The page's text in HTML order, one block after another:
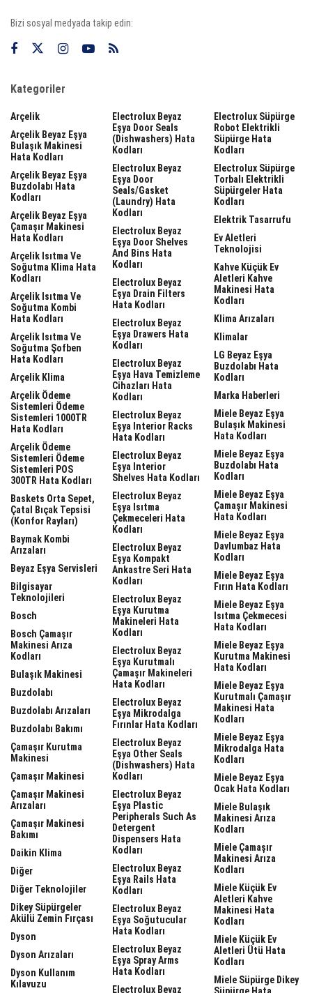
Bizi sosyal medyada takip edin:
Kategoriler
Arçelik
Arçelik Beyaz Eşya
Bulaşık Makinesi
Hata Kodları
Arçelik Beyaz Eşya
Buzdolabı Hata
Kodları
Arçelik Beyaz Eşya
Çamaşır Makinesi
Hata Kodları
Arçelik Isıtma Ve
Soğutma Klima Hata
Kodları
Arçelik Isıtma Ve
Soğutma Kombi
Hata Kodları
Arçelik Isıtma Ve
Soğutma Şofben
Hata Kodları
Arçelik Klima
Arçelik Ödeme
Sistemleri Ödeme
Sistemleri 1000TR
Hata Kodları
Arçelik Ödeme
Sistemleri Ödeme
Sistemleri POS
300TR Hata Kodları
Baskets Orta Sepet,
Çatal Bıçak Tepsisi
(Konfor Rayları)
Baymak Kombi
Arızaları
Beyaz Eşya Servisleri
Bilgisayar
Teknolojileri
Bosch
Bosch Çamaşır
Makinesi Arıza
Kodları
Bulaşık Makinesi
Buzdolabı
Buzdolabı Arızaları
Buzdolabı Bakımı
Çamaşır Kurutma
Makinesi
Çamaşır Makinesi
Çamaşır Makinesi
Arızaları
Çamaşır Makinesi
Bakımı
Daikin Klima
Diğer
Diğer Teknolojiler
Dikey Süpürgeler
Akülü Zemin Fırçası
Dyson
Dyson Arızaları
Dyson Kullanım
Kılavuzu
Electrolux Beyaz
Eşya Door Seals
(dishwashers) Hata
Kodları
Electrolux Beyaz
Eşya Door
Seals/gasket
(laundry) Hata
Kodları
Electrolux Beyaz
Eşya Door Shelves
And Bins Hata
Kodları
Electrolux Beyaz
Eşya Drain Filters
Hata Kodları
Electrolux Beyaz
Eşya Drawers Hata
Kodları
Electrolux Beyaz
Eşya Hava Temizleme
Cihazları Hata
Kodları
Electrolux Beyaz
Eşya Interior Racks
Hata Kodları
Electrolux Beyaz
Eşya Interior
Shelves Hata Kodları
Electrolux Beyaz
Eşya Isıtma
Çekmeceleri Hata
Kodları
Electrolux Beyaz
Eşya Kompakt
Ankastre Seri Hata
Kodları
Electrolux Beyaz
Eşya Kurutma
Makineleri Hata
Kodları
Electrolux Beyaz
Eşya Kurutmalı
Çamaşır Makineleri
Hata Kodları
Electrolux Beyaz
Eşya Mikrodalga
Fırınlar Hata Kodları
Electrolux Beyaz
Eşya Other Seals
(dishwashers) Hata
Kodları
Electrolux Beyaz
Eşya Plastic
Peripherals Such As
Detergent
Dispensers Hata
Kodları
Electrolux Beyaz
Eşya Rails Hata
Kodları
Electrolux Beyaz
Eşya Soğutucular
Hata Kodları
Electrolux Beyaz
Eşya Spray Arms
Hata Kodları
Electrolux Beyaz
Electrolux Süpürge
Robot Elektrikli
Süpürge Hata
Kodları
Electrolux Süpürge
Torbalı Elektrikli
Süpürgeler Hata
Kodları
Elektrik Tasarrufu
Ev Aletleri
Teknolojisi
Kahve Küçük Ev
Aletleri Kahve
Makinesi Hata
Kodları
Klima Arızaları
Klimalar
LG Beyaz Eşya
Buzdolabı Hata
Kodları
Marka Haberleri
Miele Beyaz Eşya
Bulaşık Makinesi
Hata Kodları
Miele Beyaz Eşya
Buzdolabı Hata
Kodları
Miele Beyaz Eşya
Çamaşır Makinesi
Hata Kodları
Miele Beyaz Eşya
Davlumbaz Hata
Kodları
Miele Beyaz Eşya
Fırın Hata Kodları
Miele Beyaz Eşya
Isıtma Çekmecesi
Hata Kodları
Miele Beyaz Eşya
Kurutma Makinesi
Hata Kodları
Miele Beyaz Eşya
Kurutmalı Çamaşır
Makinesi Hata
Kodları
Miele Beyaz Eşya
Mikrodalga Hata
Kodları
Miele Beyaz Eşya
Ocak Hata Kodları
Miele Bulaşık
Makinesi Arıza
Kodları
Miele Çamaşır
Makinesi Arıza
Kodları
Miele Küçük Ev
Aletleri Kahve
Makinesi Hata
Kodları
Miele Küçük Ev
Aletleri Ütü Hata
Kodları
Miele Süpürge Dikey